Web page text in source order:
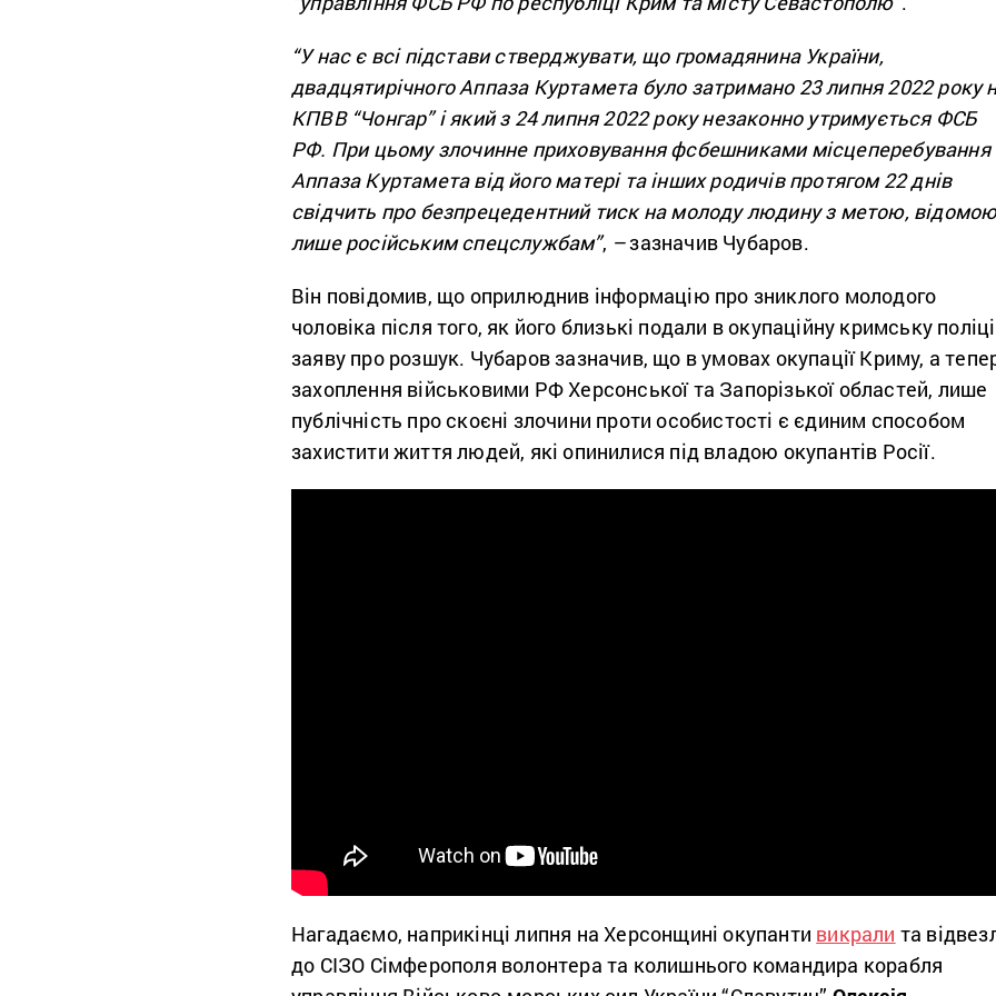
“У нас є всі підстави стверджувати, що громадянина України,
двадцятирічного Аппаза Куртамета було затримано 23 липня 2022 року
КПВВ “Чонгар” і який з 24 липня 2022 року незаконно утримується ФСБ
РФ. При цьому злочинне приховування фсбешниками місцеперебування
Аппаза Куртамета від його матері та інших родичів протягом 22 днів
свідчить про безпрецедентний тиск на молоду людину з метою,
лише російським спецслужбам”, –зазначив Чубаров.
Він повідомив, що оприлюднив інформацію про зниклого молодого
чоловіка після того, як його близькі подали в окупаційну кримську
заяву про розшук. Чубаров зазначив, що в умовах окупації Криму, а
захоплення військовими РФ Херсонської та Запорізької областей, лише
публічність про скоєні злочини проти особистості є єдиним способом
захистити життя людей, які опинилися під владою окупантів Росії.
Нагадаємо, наприкінці липня на Херсонщині окупанти викрали та
до СІЗО Сімферополя волонтера та колишнього командира корабля